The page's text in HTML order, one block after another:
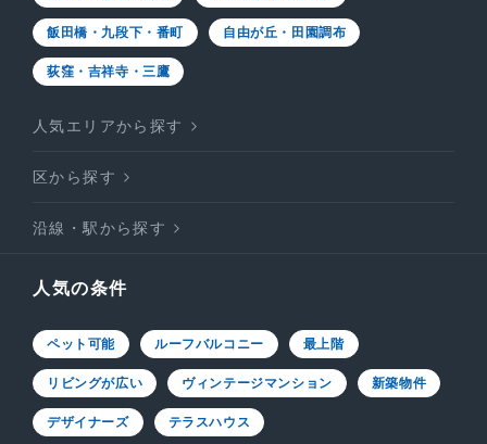
飯田橋・九段下・番町 自由が丘・田園調布
荻窪・吉祥寺・三鷹
人気エリアから探す
区から探す
沿線・駅から探す
人気の条件
ペット可能 ルーフバルコニー 最上階
リビングが広い ヴィンテージマンション 新築物件
デザイナーズ テラスハウス